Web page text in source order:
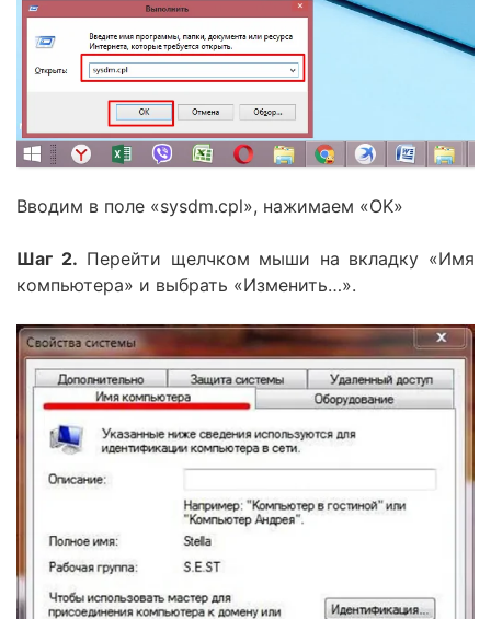
Вводим в поле «sysdm.cpl», нажимаем «OK»
Шаг 2. Перейти щелчком мыши на вкладку «Имя
компьютера» и выбрать «Изменить…».